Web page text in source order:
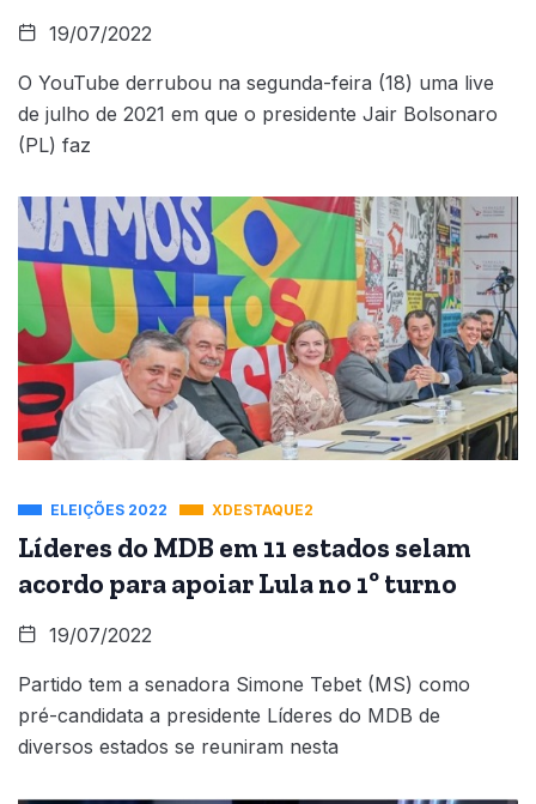
19/07/2022
O YouTube derrubou na segunda-feira (18) uma live
de julho de 2021 em que o presidente Jair Bolsonaro
(PL) faz
ELEIÇÕES 2022 XDESTAQUE2
Líderes do MDB em 11 estados selam
acordo para apoiar Lula no 1º turno
19/07/2022
Partido tem a senadora Simone Tebet (MS) como
pré-candidata a presidente Líderes do MDB de
diversos estados se reuniram nesta